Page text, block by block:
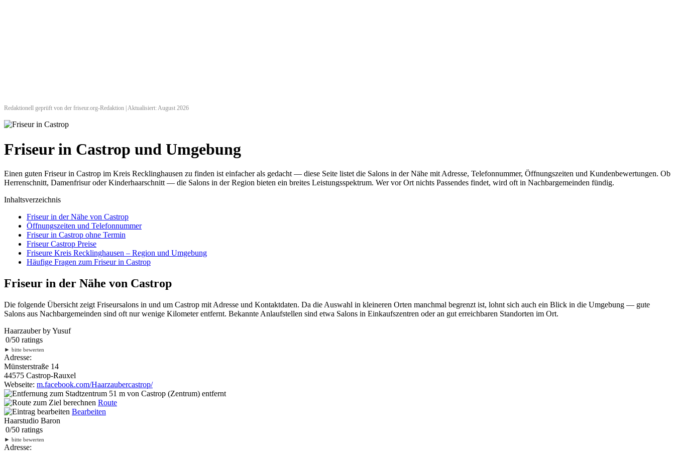
Redaktionell geprüft von der friseur.org-Redaktion | Aktualisiert: August 2026
Friseur in Castrop und Umgebung
Einen guten Friseur in Castrop im Kreis Recklinghausen zu finden ist einfacher als gedacht — diese Seite listet die Salons in der Nähe mit Adresse, Telefonnummer, Öffnungszeiten und Kundenbewertungen. Ob
Herrenschnitt, Damenfrisur oder Kinderhaarschnitt — die Salons in der Region bieten ein breites Leistungsspektrum. Wer vor Ort nichts Passendes findet, wird oft in Nachbargemeinden fündig.
Inhaltsverzeichnis
Friseur in der Nähe von Castrop
Öffnungszeiten und Telefonnummer
Friseur in Castrop ohne Termin
Friseur Castrop Preise
Friseure Kreis Recklinghausen – Region und Umgebung
Häufige Fragen zum Friseur in Castrop
Friseur in der Nähe von Castrop
Die folgende Übersicht zeigt Friseursalons in und um Castrop mit Adresse und Kontaktdaten. Da die Auswahl in kleineren Orten manchmal begrenzt ist, lohnt sich auch ein Blick in die Umgebung — gute
Salons aus Nachbargemeinden sind oft nur wenige Kilometer entfernt. Bekannte Anlaufstellen sind etwa Salons in Einkaufszentren oder an gut erreichbaren Standorten im Ort.
Haarzauber by Yusuf
0/50 ratings
► bitte bewerten
Adresse:
Münsterstraße 14
44575 Castrop-Rauxel
Webseite: m.facebook.com/Haarzaubercastrop/
51 m von Castrop (Zentrum) entfernt
Route
Bearbeiten
Haarstudio Baron
0/50 ratings
► bitte bewerten
Adresse: